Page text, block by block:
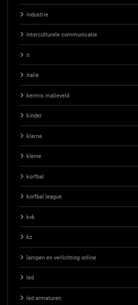
industrie
interculturele communicatie
it
italie
kermis malieveld
kinder
klarna
kleine
korfbal
korfbal league
kvk
kz
lampen en verlichting online
led
led armaturen